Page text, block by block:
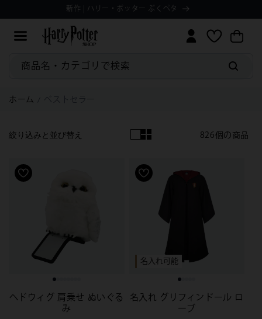
進む
Preferences
新作 | ハリー・ポッター ぷくペタ
ッ
シ
ュ
ン
ー
商品名・カテゴリで検索
ホーム
絞り込みと並び替え 826個の商品
ヘドウィグ 肩乗せ ぬいぐる
み
名入れ可能
名入れ グリフィンドール ロ
ーブ